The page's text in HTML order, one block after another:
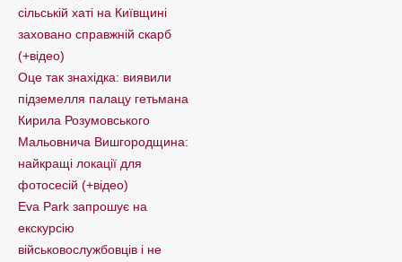
сільській хаті на Київщині
заховано справжній скарб
(+відео)
Оце так знахідка: виявили
підземелля палацу гетьмана
Кирила Розумовського
Мальовнича Вишгородщина:
найкращі локації для
фотосесій (+відео)
Eva Park запрошує на
екскурсію
військовослужбовців і не